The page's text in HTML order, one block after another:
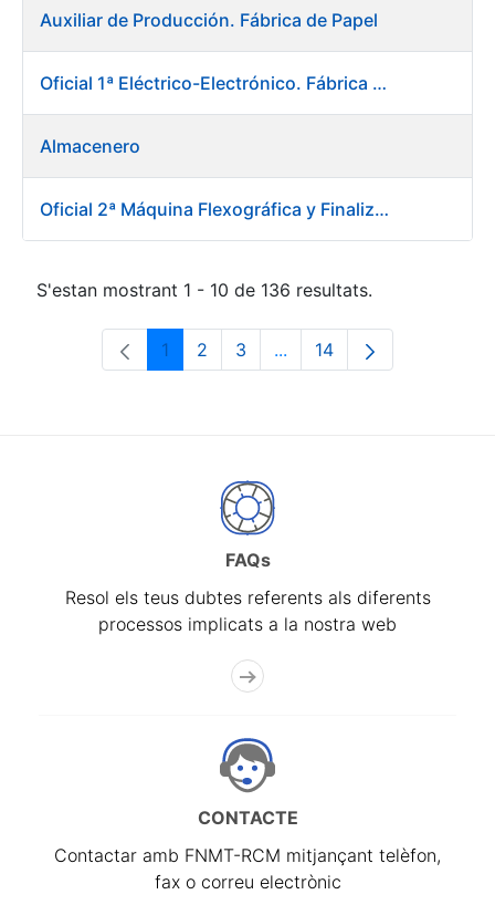
Auxiliar de Producción. Fábrica de Papel
Oficial 1ª Eléctrico-Electrónico. Fábrica Papel
Almacenero
Oficial 2ª Máquina Flexográfica y Finalizado
S'estan mostrant 1 - 10 de 136 resultats.
Pàgina
1 Pàgina
2 Pàgina
3 ...Pàgines intermèdies
Pàgina
14
FAQs
Resol els teus dubtes referents als diferents
processos implicats a la nostra web
CONTACTE
Contactar amb FNMT-RCM mitjançant telèfon,
fax o correu electrònic